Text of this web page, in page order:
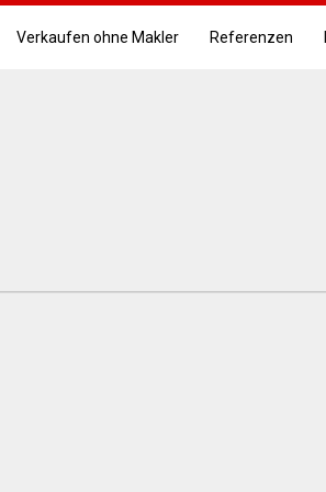
Verkaufen ohne Makler Referenzen